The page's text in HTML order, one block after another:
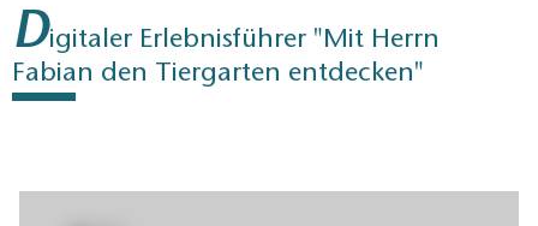
Heideseen und den Ausläufern des Biosphärenreservats
Spreewald ihr Zuhause auf Zeit. Wer in der schönsten Zeit
des Jahres lieber den Trubel sucht, findet ihn in direkter
Nachbarschaft zum Flughafen Berlin Brandenburg „Willy
Digitaler Erlebnisführer "Mit Herrn
Fabian den Tiergarten entdecken"